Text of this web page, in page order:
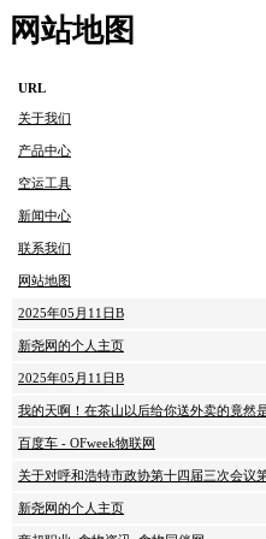
网站地图
URL
关于我们
产品中心
空运工具
新闻中心
联系我们
网站地图
2025年05月11日B
新尧网的个人主页
2025年05月11日B
我的天啊！在茶山以后给你送外卖的竟
百度车 - OFweek物联网
关于对呼和浩特市政协第十四届三次会议
新尧网的个人主页